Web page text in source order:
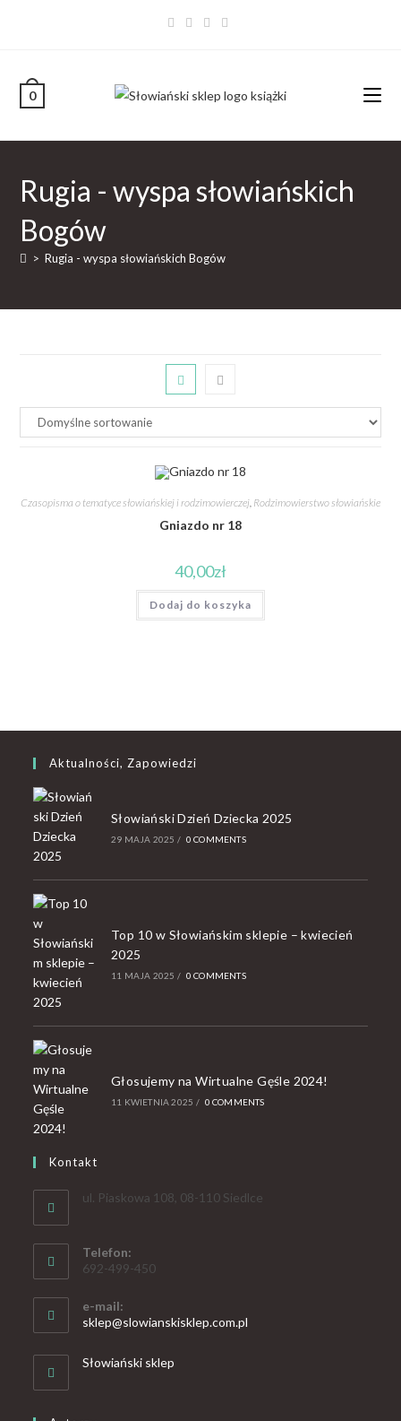
0
Rugia - wyspa słowiańskich
Bogów
> Rugia - wyspa słowiańskich Bogów
Czasopisma o tematyce słowiańskiej i rodzimowierczej, Rodzimowierstwo słowiańskie
Gniazdo nr 18
40,00zł
Dodaj do koszyka
Aktualności, Zapowiedzi
Słowiański Dzień Dziecka 2025
29 MAJA 2025 / 0 COMMENTS
Top 10 w Słowiańskim sklepie – kwiecień
2025
11 MAJA 2025 / 0 COMMENTS
Głosujemy na Wirtualne Gęśle 2024!
11 KWIETNIA 2025 / 0 COMMENTS
Kontakt
ul. Piaskowa 108, 08-110 Siedlce
Telefon:
692-499-450
e-mail:
sklep@slowianskisklep.com.pl
Słowiański sklep